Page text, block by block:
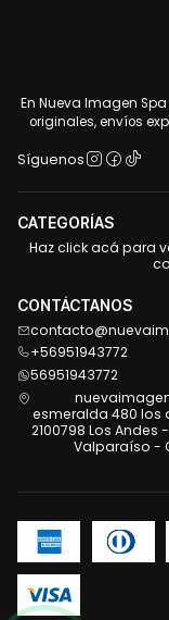
En Nueva Imagen
originales, envíos
Síguenos
CATEGORÍAS
Haz click acá para
CONTÁCTANOS
+56951943772
56951943772
esmeralda 480 los
2100798 Los Andes
Valparaíso -